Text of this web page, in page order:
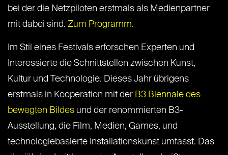
bei der die Netzpiloten erstmals als Medienpartner
mit dabei sind. Zum Programm.
Im Stil eines Festivals erforschen Experten und
Interessierte die Schnittstellen zwischen Kunst,
Kultur und Technologie. Dieses Jahr übrigens
erstmals in Kooperation mit der B3 Biennale des
bewegten Bildes und der renommierten B3-
Ausstellung, die Film, Medien, Games, und
technologiebasierte Installationskunst umfasst. Das